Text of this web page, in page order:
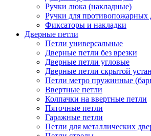
Ручки люка (накладные)
Ручки для противопожарных
Фиксаторы и накладки
Дверные петли
Петли универсальные
Дверные петли без врезки
Дверные петли угловые
Дверные петли скрытой
Петли метро пружинные
Ввертные петли
Колпачки на ввертные петли
Пяточные петли
Гаражные петли
Петли для металлических